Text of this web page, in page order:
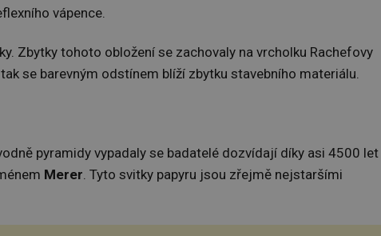
vápence.
Zbytky tohoto obložení se zachovaly na vrcholku Rachefovy
se barevným odstínem blíží zbytku stavebního materiálu.
pyramidy vypadaly se badatelé dozvídají díky asi 4500 let
Merer . Tyto svitky papyru jsou zřejmě nejstaršími